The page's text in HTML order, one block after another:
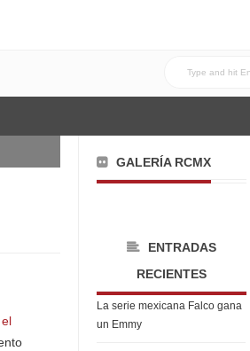
el
GALERÍA RCMX
ENTRADAS
RECIENTES
La serie mexicana Falco gana
un Emmy